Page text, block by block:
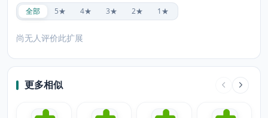
全部 5★ 4★ 3★ 2★ 1★
尚无人评价此扩展
更多相似